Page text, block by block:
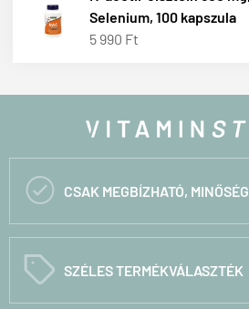
Selenium, 100 kapszula
5 990 Ft
 CSAK MEGBÍZHATÓ,
C SZÉLES TERMÉKVÁLASZTÉK